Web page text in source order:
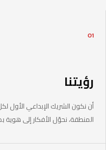
01
رؤيتنا
أن نكون الشريك الإبداعي الأول
المنطقة، نحوّل الأفكار إلى هوية